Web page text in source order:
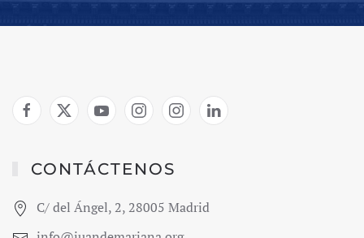
CONTÁCTENOS
C/ del Ángel, 2, 28005 Madrid